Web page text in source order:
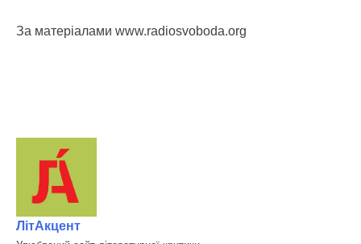
За матеріалами www.radiosvoboda.org
ЛітАкцент